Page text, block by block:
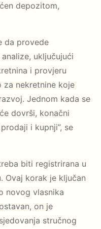
depozitom,
da provede
uključujući
i provjeru
za nekretnine koje
Jednom kada se
dovrši, konačni
i kupnji”, se
biti registrirana u
Ovaj korak je ključan
novog vlasnika
on je
stručnog